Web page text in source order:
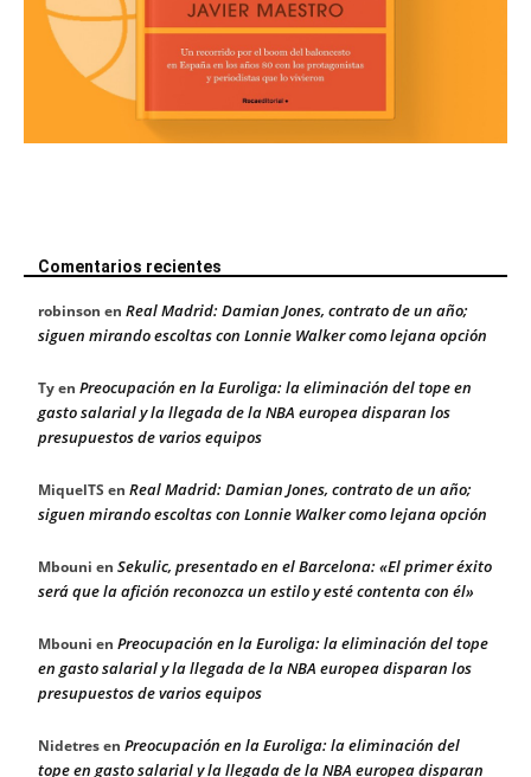
Comentarios recientes
robinson en Real Madrid: Damian Jones, contrato de un año;
siguen mirando escoltas con Lonnie Walker como lejana opción
Tyen Preocupación en la Euroliga: la eliminación del tope en
gasto salarial y la llegada de la NBA europea disparan los
presupuestos de varios equipos
MiquelTS en Real Madrid: Damian Jones, contrato de un año;
siguen mirando escoltas con Lonnie Walker como lejana opción
Mbouni en Sekulic, presentado en el Barcelona: «El primer éxito
será que la afición reconozca un estilo y esté contenta con él»
Mbouni en Preocupación en la Euroliga: la eliminación del tope
en gasto salarial y la llegada de la NBA europea disparan los
presupuestos de varios equipos
Nidetresen Preocupación en la Euroliga: la eliminación del
tope en gasto salarial y la llegada de la NBA europea disparan